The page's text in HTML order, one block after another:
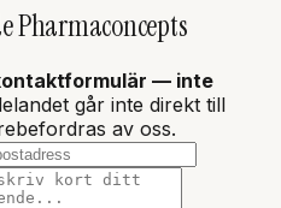
Pharmaconcepts
— inte
går inte direkt till
av oss.